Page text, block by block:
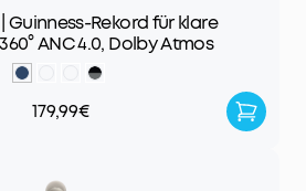
ANC 4.0, Dolby Atmos
179,99€